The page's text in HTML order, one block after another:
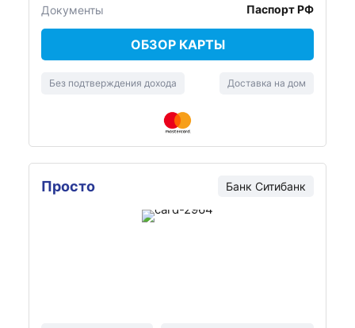
Документы Паспорт РФ
ОБЗОР КАРТЫ
Без подтверждения дохода Доставка на дом
Просто Банк Ситибанк